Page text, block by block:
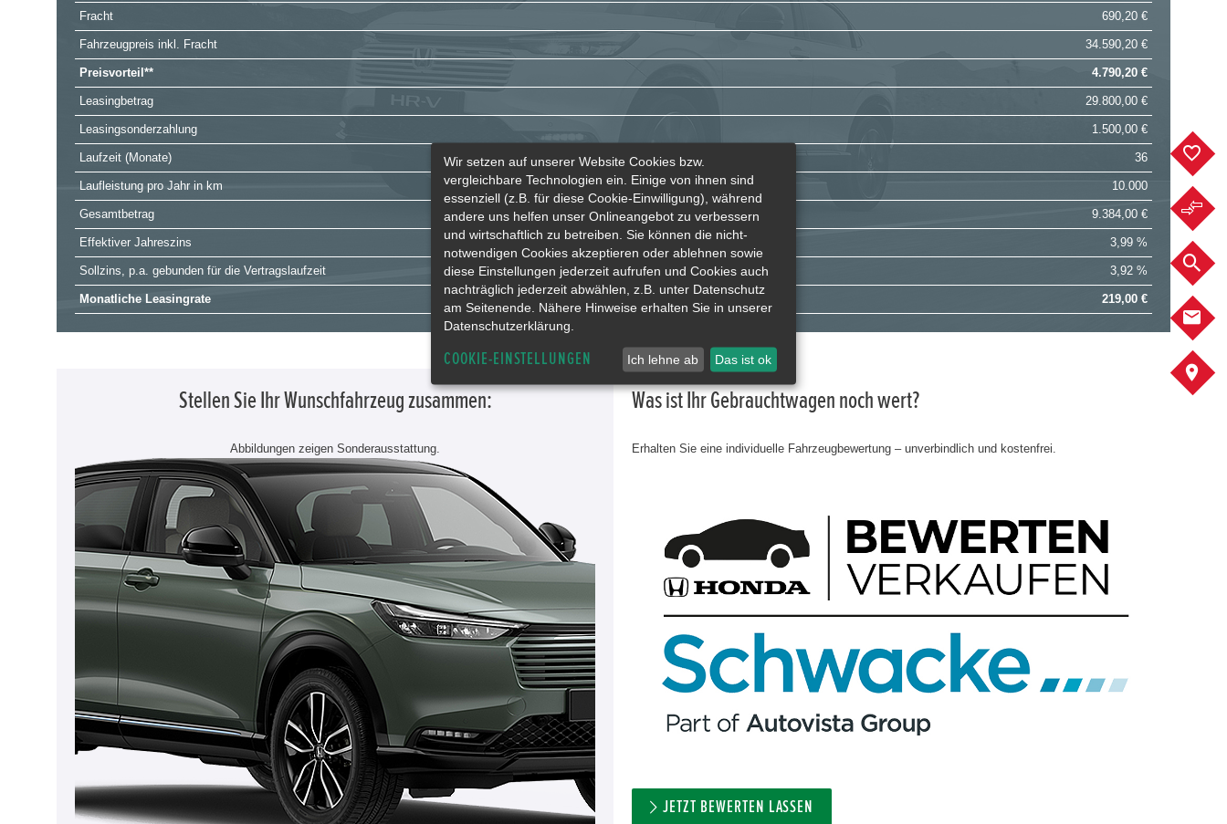
Fracht 690,20 €
Fahrzeugpreis inkl. Fracht 34.590,20 €
Preisvorteil** 4.790,20 €
Leasingbetrag 29.800,00 €
Leasingsonderzahlung 1.500,00 €
Laufzeit (Monate) 36
Laufleistung pro Jahr in km 10.000
Gesamtbetrag 9.384,00 €
Effektiver Jahreszins 3,99 %
Sollzins, p.a. gebunden für die Vertragslaufzeit 3,92 %
Monatliche Leasingrate 219,00 €
Stellen Sie Ihr Wunschfahrzeug zusammen:
Abbildungen zeigen Sonderausstattung.
Was ist Ihr Gebrauchtwagen noch wert?
Erhalten Sie eine individuelle Fahrzeugbewertung – unverbindlich und kostenfrei.
JETZT BEWERTEN LASSEN
Wir setzen auf unserer Website Cookies bzw.
vergleichbare Technologien ein. Einige von ihnen sind
essenziell (z.B. für diese Cookie-Einwilligung), während
andere uns helfen unser Onlineangebot zu verbessern
und wirtschaftlich zu betreiben. Sie können die nicht-
notwendigen Cookies akzeptieren oder ablehnen sowie
diese Einstellungen jederzeit aufrufen und Cookies auch
nachträglich jederzeit abwählen, z.B. unter Datenschutz
am Seitenende. Nähere Hinweise erhalten Sie in unserer
Datenschutzerklärung.
COOKIE-EINSTELLUNGEN Ich lehne ab Das ist ok